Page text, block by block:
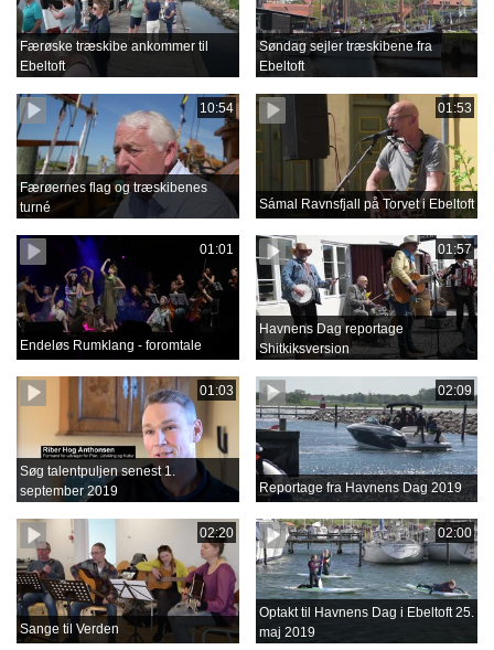
Færøske træskibe ankommer til
Ebeltoft
Søndag sejler træskibene fra
Ebeltoft
10:54
Færøernes flag og træskibenes
turné
01:53
Sámal Ravnsfjall på Torvet i Ebeltoft
01:01
Endeløs Rumklang - foromtale
01:57
Havnens Dag reportage
Shitkiksversion
01:03
Søg talentpuljen senest 1.
september 2019
02:09
Reportage fra Havnens Dag 2019
02:20
Sange til Verden
02:00
Optakt til Havnens Dag i Ebeltoft 25.
maj 2019